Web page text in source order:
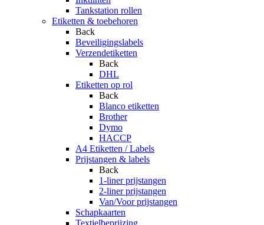
Tankstation rollen
Etiketten & toebehoren
Back
Beveiligingslabels
Verzendetiketten
Back
DHL
Etiketten op rol
Back
Blanco etiketten
Brother
Dymo
HACCP
A4 Etiketten / Labels
Prijstangen & labels
Back
1-liner prijstangen
2-liner prijstangen
Van/Voor prijstangen
Schapkaarten
Textielbeprijzing